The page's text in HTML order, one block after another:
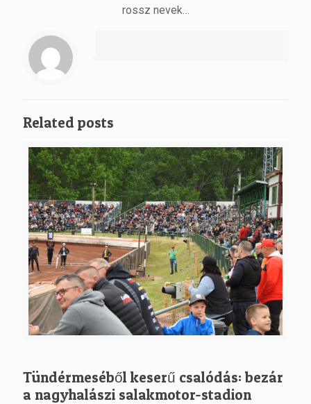
rossz nevek…
Related posts
Tündérmeséből keserű csalódás: bezár
a nagyhalászi salakmotor-stadion